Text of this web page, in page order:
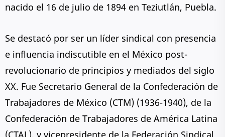
nacido el 16 de julio de 1894 en Teziutlán, Puebla.
Se destacó por ser un líder sindical con presencia
e influencia indiscutible en el México post-
revolucionario de principios y mediados del siglo
XX. Fue Secretario General de la Confederación de
Trabajadores de México (CTM) (1936-1940), de la
Confederación de Trabajadores de América Latina